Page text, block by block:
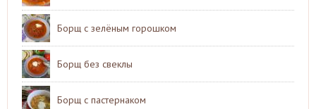
Борщ с зелёным горошком
Борщ без свеклы
Борщ с пастернаком